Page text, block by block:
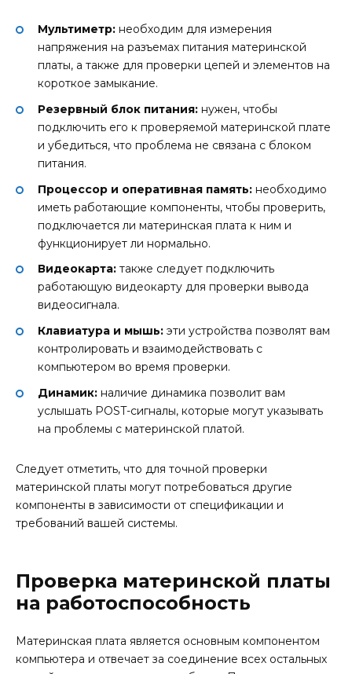
Мультиметр: необходим для измерения
напряжения на разъемах питания материнской
платы, а также для проверки цепей и элементов на
короткое замыкание.
Резервный блок питания: нужен, чтобы
подключить его к проверяемой материнской плате
и убедиться, что проблема не связана с блоком
питания.
Процессор и оперативная память: необходимо
иметь работающие компоненты, чтобы проверить,
подключается ли материнская плата к ним и
функционирует ли нормально.
Видеокарта: также следует подключить
работающую видеокарту для проверки вывода
видеосигнала.
Клавиатура и мышь: эти устройства позволят вам
контролировать и взаимодействовать с
компьютером во время проверки.
Динамик: наличие динамика позволит вам
услышать POST-сигналы, которые могут указывать
на проблемы с материнской платой.
Следует отметить, что для точной проверки
материнской платы могут потребоваться другие
компоненты в зависимости от спецификации и
требований вашей системы.
Проверка материнской платы
на работоспособность
Материнская плата является основным компонентом
компьютера и отвечает за соединение всех остальных